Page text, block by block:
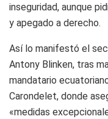
inseguridad, aunque
y apegado a derecho.
Así lo manifestó el
Antony Blinken, tras
mandatario
Carondelet, donde
«medidas